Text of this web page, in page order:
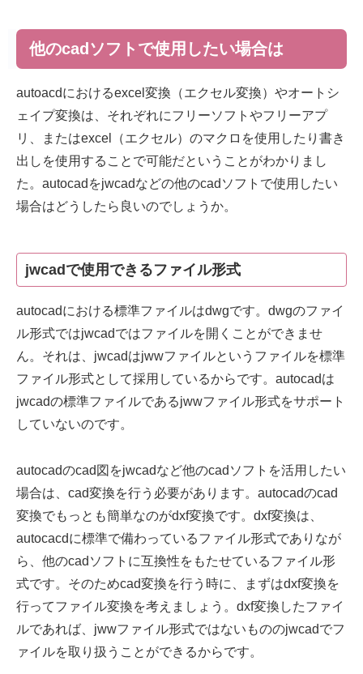
他のcadソフトで使用したい場合は
autoacdにおけるexcel変換（エクセル変換）やオートシ
ェイプ変換は、それぞれにフリーソフトやフリーアプ
リ、またはexcel（エクセル）のマクロを使用したり書き
出しを使用することで可能だということがわかりまし
た。autocadをjwcadなどの他のcadソフトで使用したい
場合はどうしたら良いのでしょうか。
jwcadで使用できるファイル形式
autocadにおける標準ファイルはdwgです。dwgのファイ
ル形式ではjwcadではファイルを開くことができませ
ん。それは、jwcadはjwwファイルというファイルを標準
ファイル形式として採用しているからです。autocadは
jwcadの標準ファイルであるjwwファイル形式をサポート
していないのです。
autocadのcad図をjwcadなど他のcadソフトを活用したい
場合は、cad変換を行う必要があります。autocadのcad
変換でもっとも簡単なのがdxf変換です。dxf変換は、
autocacdに標準で備わっているファイル形式でありなが
ら、他のcadソフトに互換性をもたせているファイル形
式です。そのためcad変換を行う時に、まずはdxf変換を
行ってファイル変換を考えましょう。dxf変換したファイ
ルであれば、jwwファイル形式ではないもののjwcadでフ
ァイルを取り扱うことができるからです。